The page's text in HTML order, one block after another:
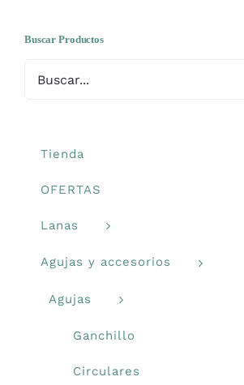
Buscar Productos
Tienda
OFERTAS
Lanas
Agujas y accesorios
Agujas
Ganchillo
Circulares